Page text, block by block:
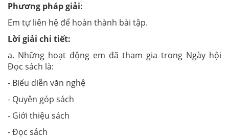
Phương pháp giải:
Em tự liên hệ để hoàn thành bài tập.
Lời giải chi tiết:
a. Những hoạt động em đã tham gia trong Ngày hội
Đọc sách là:
- Biểu diễn văn nghệ
- Quyên góp sách
- Giới thiệu sách
- Đọc sách